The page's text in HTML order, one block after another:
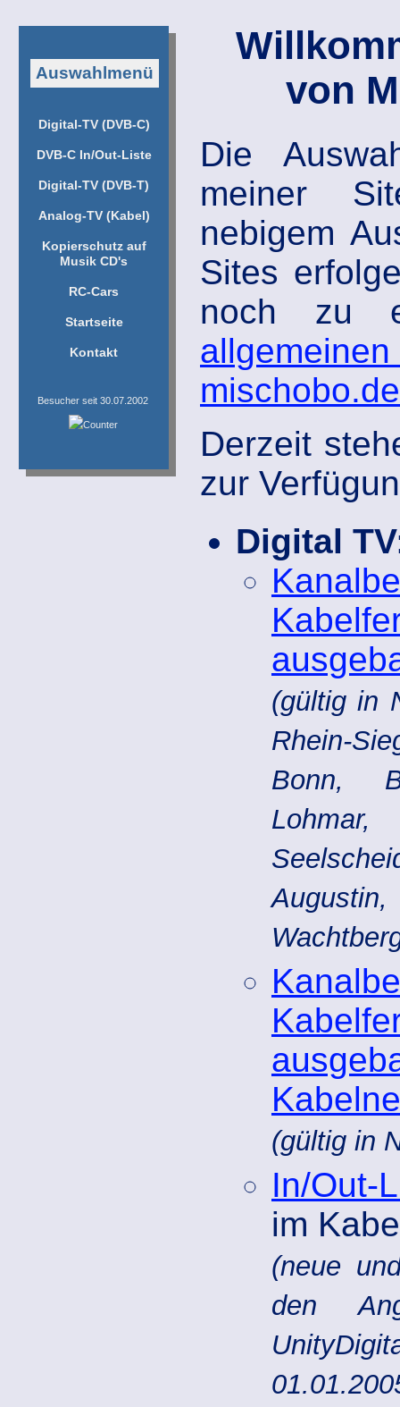
Auswahlmenü
Digital-TV (DVB-C)
DVB-C In/Out-Liste
Digital-TV (DVB-T)
Analog-TV (Kabel)
Kopierschutz auf
Musik CD's
RC-Cars
Startseite
Kontakt
Besucher seit 30.07.2002
von
Die
meiner
nebigem
Sites
noch zu
mischobo.de
Derzeit
zur
Digital
(gültig in
Rhein-
Bonn,
(gültig in
In/Out-
im
(neue
den